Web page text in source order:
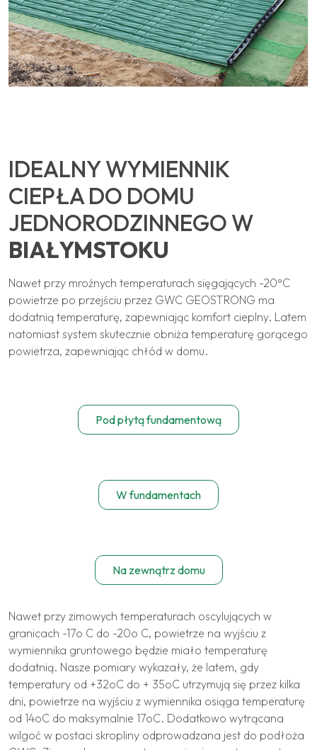
IDEALNY WYMIENNIK
CIEPŁA DO DOMU
JEDNORODZINNEGO W
BIAŁYMSTOKU
Nawet przy mroźnych temperaturach sięgających -20°C
powietrze po przejściu przez GWC GEOSTRONG ma
dodatnią temperaturę, zapewniając komfort cieplny. Latem
natomiast system skutecznie obniża temperaturę gorącego
powietrza, zapewniając chłód w domu.
Pod płytą fundamentową
W fundamentach
Na zewnątrz domu
Nawet przy zimowych temperaturach oscylujących w
granicach -17o C do -20o C, powietrze na wyjściu z
wymiennika gruntowego będzie miało temperaturę
dodatnią. Nasze pomiary wykazały, że latem, gdy
temperatury od +32oC do + 35oC utrzymują się przez kilka
dni, powietrze na wyjściu z wymiennika osiąga temperaturę
od 14oC do maksymalnie 17oC. Dodatkowo wytrącana
wilgoć w postaci skropliny odprowadzana jest do podłoża